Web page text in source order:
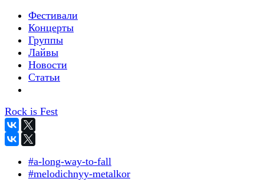
Фестивали
Концерты
Группы
Лайвы
Новости
Статьи
Rock is Fest
#a-long-way-to-fall
#melodichnyy-metalkor